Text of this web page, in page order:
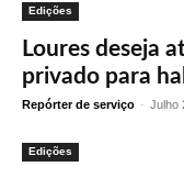
Edições
Loures deseja
privado para
Repórter de serviço - Julho
Edições